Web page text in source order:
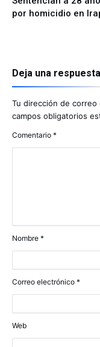
por homicidio en
Deja una respuesta
Tu dirección de
campos obligatorios
Comentario *
Nombre *
Correo electrónico *
Web